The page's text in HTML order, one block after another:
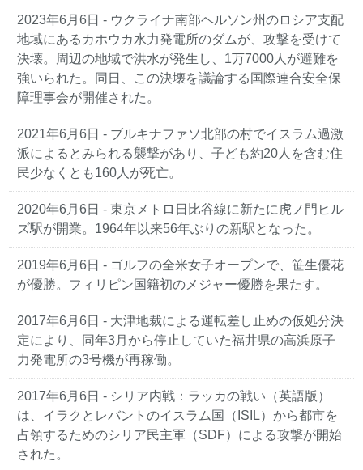
2023年6月6日 - ウクライナ南部ヘルソン州のロシア支配
地域にあるカホウカ水力発電所のダムが、攻撃を受けて
決壊。周辺の地域で洪水が発生し、1万7000人が避難を
強いられた。同日、この決壊を議論する国際連合安全保
障理事会が開催された。
2021年6月6日 - ブルキナファソ北部の村でイスラム過激
派によるとみられる襲撃があり、子ども約20人を含む住
民少なくとも160人が死亡。
2020年6月6日 - 東京メトロ日比谷線に新たに虎ノ門ヒル
ズ駅が開業。1964年以来56年ぶりの新駅となった。
2019年6月6日 - ゴルフの全米女子オープンで、笹生優花
が優勝。フィリピン国籍初のメジャー優勝を果たす。
2017年6月6日 - 大津地裁による運転差し止めの仮処分決
定により、同年3月から停止していた福井県の高浜原子
力発電所の3号機が再稼働。
2017年6月6日 - シリア内戦：ラッカの戦い（英語版）
は、イラクとレバントのイスラム国（ISIL）から都市を
占領するためのシリア民主軍（SDF）による攻撃が開始
された。